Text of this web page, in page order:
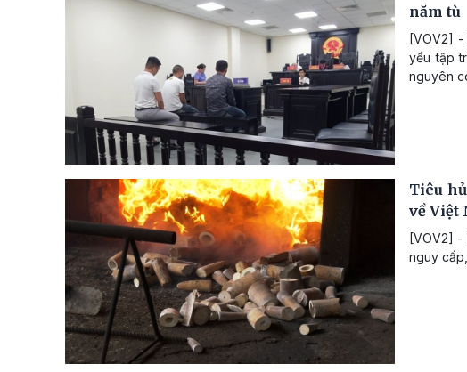
năm tù
[VOV2] -
yếu tập
nguyên
Tiêu
về Việt
[VOV2] -
nguy